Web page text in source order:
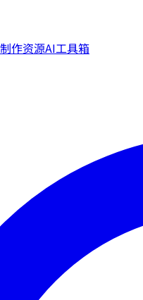
制作资源AI工具箱